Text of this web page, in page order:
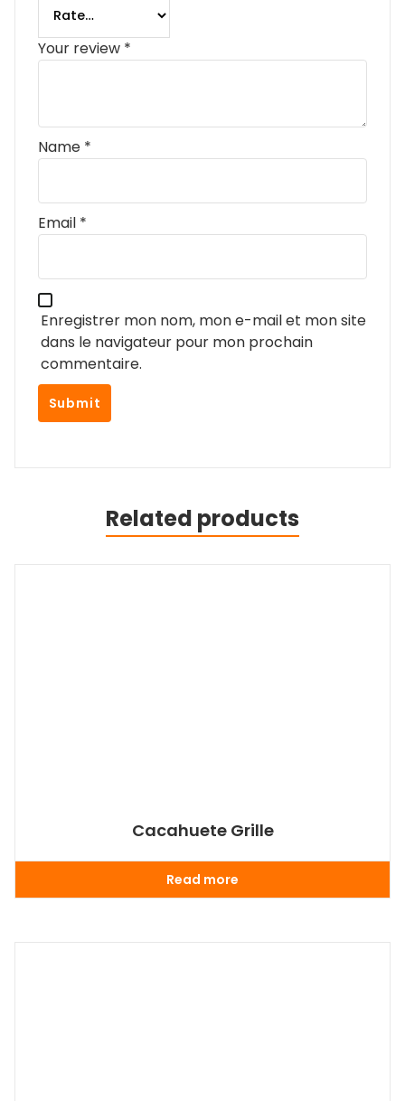
Your review *
Name *
Email *
Enregistrer mon nom, mon e-mail et mon site
dans le navigateur pour mon prochain
commentaire.
Related products
Cacahuete Grille
Read more